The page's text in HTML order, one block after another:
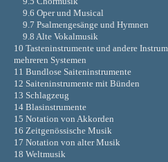
9.6 Oper und Musical
9.7 Psalmengesänge und Hymnen
9.8 Alte Vokalmusik
10 Tasteninstrumente und andere
mehreren Systemen
11 Bundlose Saiteninstrumente
12 Saiteninstrumente mit Bünden
13 Schlagzeug
14 Blasinstrumente
15 Notation von Akkorden
16 Zeitgenössische Musik
17 Notation von alter Musik
18 Weltmusik